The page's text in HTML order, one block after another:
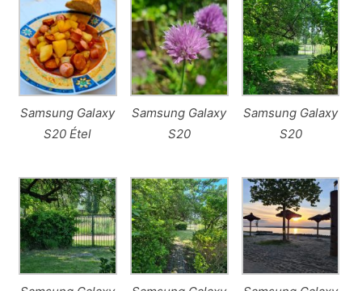
Samsung Galaxy
S20 Étel
Samsung Galaxy
S20
Samsung Galaxy
S20